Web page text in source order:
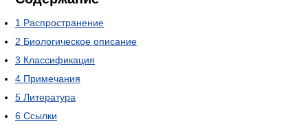
1 Распространение
2 Биологическое описание
3 Классификация
4 Примечания
5 Литература
6 Ссылки